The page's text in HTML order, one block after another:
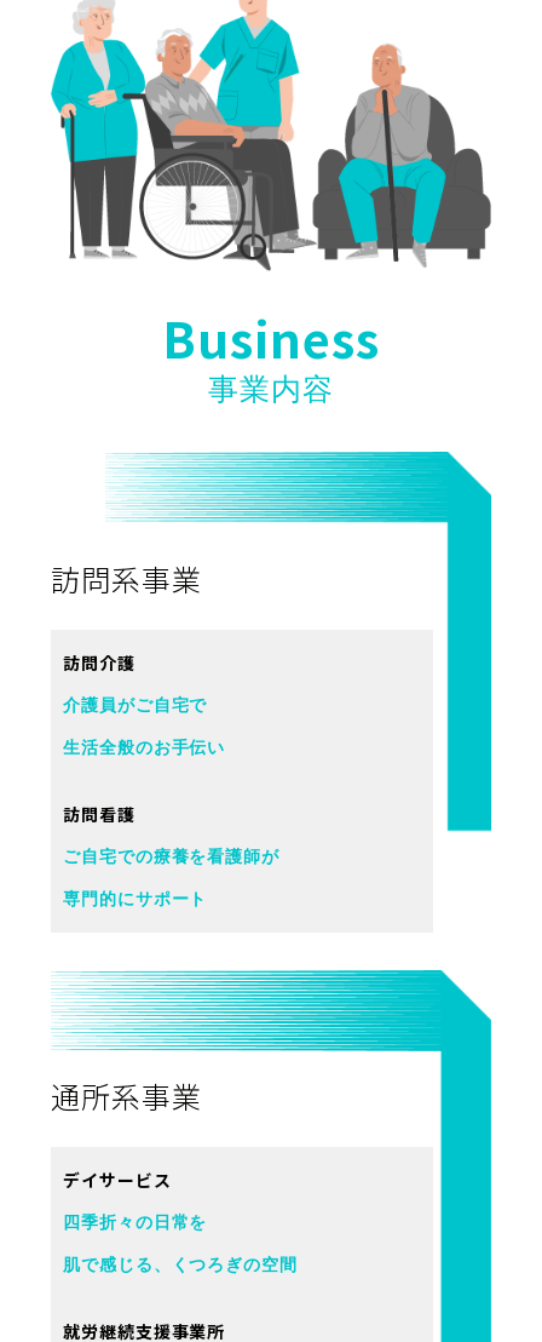
Business
事業内容
訪問系事業
訪問介護
介護員がご自宅で
生活全般のお手伝い
訪問看護
ご自宅での療養を看護師が
専門的にサポート
通所系事業
デイサービス
四季折々の日常を
肌で感じる、くつろぎの空間
就労継続支援事業所